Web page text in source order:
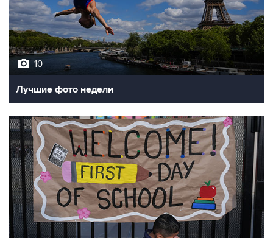
10
Лучшие фото недели